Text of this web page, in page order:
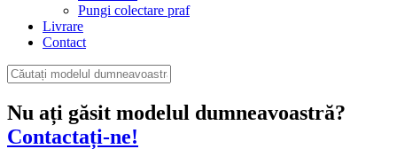
Pungi colectare praf
Livrare
Contact
Nu ați găsit modelul dumneavoastră?
Contactați-ne!